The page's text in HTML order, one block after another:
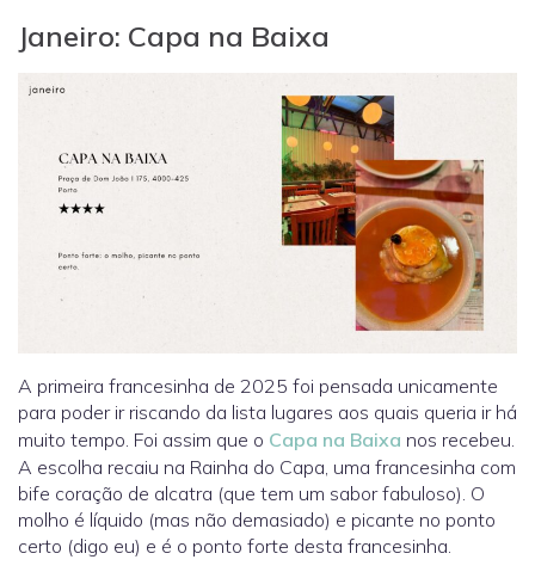
Janeiro: Capa na Baixa
A primeira francesinha de 2025 foi pensada unicamente
para poder ir riscando da lista lugares aos quais queria ir há
muito tempo. Foi assim que o Capa na Baixa nos recebeu.
A escolha recaiu na Rainha do Capa, uma francesinha com
bife coração de alcatra (que tem um sabor fabuloso). O
molho é líquido (mas não demasiado) e picante no ponto
certo (digo eu) e é o ponto forte desta francesinha.